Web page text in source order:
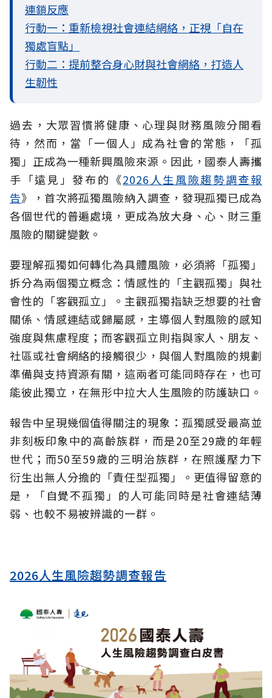
連鎖反應
行動一：重新檢視社會連結網絡，正視「自在
獨處盲點」
行動二：提前整合身心財與社會網絡，打造人
生韌性
過去，大眾習慣將健康、心理與財務風險分開看
待，然而，當「一個人」成為社會的常態，「孤
獨」正成為一種新興風險來源。因此，國泰人壽攜
手「遠見」發布的《2026人生風險趨勢調查報
告》，首次將孤獨風險納入調查，發現孤獨已成為
各個世代的普遍處境，更成為放大身、心、財三重
風險的關鍵變數。
要理解孤獨如何轉化為具體風險，必須將「孤獨」
拆分為兩個獨立概念：情感性的「主觀孤獨」與社
會性的「客觀孤立」。主觀孤獨指缺乏想要的社會
關係、情感連結或歸屬感，主導個人對風險的感知
強度與焦慮程度；而客觀孤立則指與家人、朋友、
社區或社會網絡的接觸很少，與個人對風險的規劃
準備與支持資源有關，這兩者可能同時存在，也可
能彼此獨立，在無形中拉大人生風險的防護缺口。
報告中呈現幾個值得關注的現象：孤獨感受最高並
非刻板印象中的高齡族群，而是20至29歲的年輕
世代；而50至59歲的三明治族群，在照護壓力下
衍生出無人分擔的「責任型孤獨」。更值得留意的
是，「自覺不孤獨」的人可能同時是社會連結薄
弱、也較不易被辨識的一群。
2026人生風險趨勢調查報告